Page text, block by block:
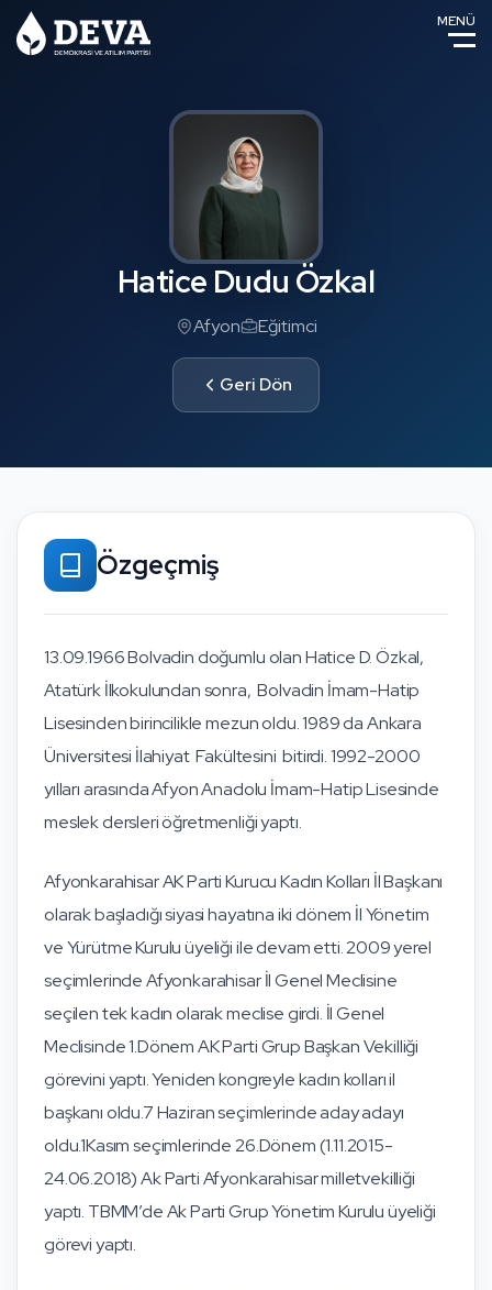
MENÜ
Hatice Dudu Özkal
Afyon Eğitimci
Geri Dön
Özgeçmiş
13.09.1966 Bolvadin doğumlu olan Hatice D. Özkal,
Atatürk İlkokulundan sonra, Bolvadin İmam-Hatip
Lisesinden birincilikle mezun oldu. 1989 da Ankara
Üniversitesi İlahiyat Fakültesini bitirdi. 1992-2000
yılları arasında Afyon Anadolu İmam-Hatip Lisesinde
meslek dersleri öğretmenliği yaptı.
Afyonkarahisar AK Parti Kurucu Kadın Kolları İl Başkanı
olarak başladığı siyasi hayatına iki dönem İl Yönetim
ve Yürütme Kurulu üyeliği ile devam etti. 2009 yerel
seçimlerinde Afyonkarahisar İl Genel Meclisine
seçilen tek kadın olarak meclise girdi. İl Genel
Meclisinde 1.Dönem AK Parti Grup Başkan Vekilliği
görevini yaptı. Yeniden kongreyle kadın kolları il
başkanı oldu.7 Haziran seçimlerinde aday adayı
oldu.1Kasım seçimlerinde 26.Dönem (1.11.2015-
24.06.2018) Ak Parti Afyonkarahisar milletvekilliği
yaptı. TBMM’de Ak Parti Grup Yönetim Kurulu üyeliği
görevi yaptı.